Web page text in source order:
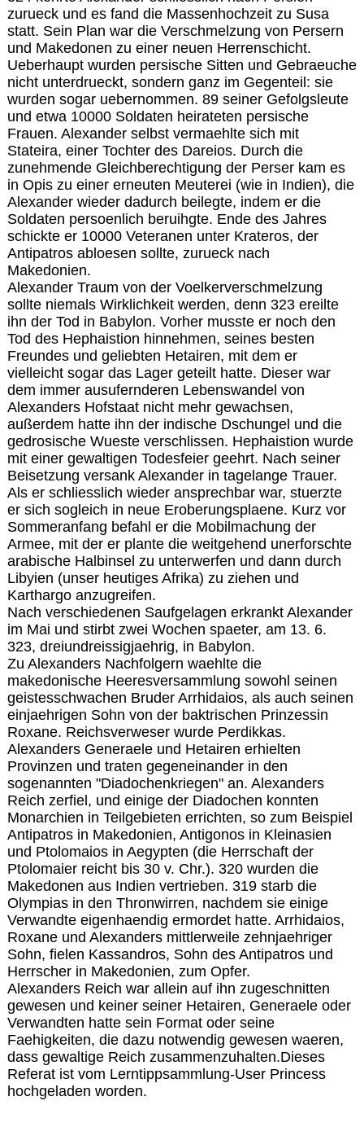
zurueck und es fand die Massenhochzeit zu Susa
statt. Sein Plan war die Verschmelzung von Persern
und Makedonen zu einer neuen Herrenschicht.
Ueberhaupt wurden persische Sitten und Gebraeuche
nicht unterdrueckt, sondern ganz im Gegenteil: sie
wurden sogar uebernommen. 89 seiner Gefolgsleute
und etwa 10000 Soldaten heirateten persische
Frauen. Alexander selbst vermaehlte sich mit
Stateira, einer Tochter des Dareios. Durch die
zunehmende Gleichberechtigung der Perser kam es
in Opis zu einer erneuten Meuterei (wie in Indien), die
Alexander wieder dadurch beilegte, indem er die
Soldaten persoenlich beruihgte. Ende des Jahres
schickte er 10000 Veteranen unter Krateros, der
Antipatros abloesen sollte, zurueck nach
Makedonien.
Alexander Traum von der Voelkerverschmelzung
sollte niemals Wirklichkeit werden, denn 323 ereilte
ihn der Tod in Babylon. Vorher musste er noch den
Tod des Hephaistion hinnehmen, seines besten
Freundes und geliebten Hetairen, mit dem er
vielleicht sogar das Lager geteilt hatte. Dieser war
dem immer ausufernderen Lebenswandel von
Alexanders Hofstaat nicht mehr gewachsen,
außerdem hatte ihn der indische Dschungel und die
gedrosische Wueste verschlissen. Hephaistion wurde
mit einer gewaltigen Todesfeier geehrt. Nach seiner
Beisetzung versank Alexander in tagelange Trauer.
Als er schliesslich wieder ansprechbar war, stuerzte
er sich sogleich in neue Eroberungsplaene. Kurz vor
Sommeranfang befahl er die Mobilmachung der
Armee, mit der er plante die weitgehend unerforschte
arabische Halbinsel zu unterwerfen und dann durch
Libyien (unser heutiges Afrika) zu ziehen und
Karthargo anzugreifen.
Nach verschiedenen Saufgelagen erkrankt Alexander
im Mai und stirbt zwei Wochen spaeter, am 13. 6.
323, dreiundreissigjaehrig, in Babylon.
Zu Alexanders Nachfolgern waehlte die
makedonische Heeresversammlung sowohl seinen
geistesschwachen Bruder Arrhidaios, als auch seinen
einjaehrigen Sohn von der baktrischen Prinzessin
Roxane. Reichsverweser wurde Perdikkas.
Alexanders Generaele und Hetairen erhielten
Provinzen und traten gegeneinander in den
sogenannten "Diadochenkriegen" an. Alexanders
Reich zerfiel, und einige der Diadochen konnten
Monarchien in Teilgebieten errichten, so zum Beispiel
Antipatros in Makedonien, Antigonos in Kleinasien
und Ptolomaios in Aegypten (die Herrschaft der
Ptolomaier reicht bis 30 v. Chr.). 320 wurden die
Makedonen aus Indien vertrieben. 319 starb die
Olympias in den Thronwirren, nachdem sie einige
Verwandte eigenhaendig ermordet hatte. Arrhidaios,
Roxane und Alexanders mittlerweile zehnjaehriger
Sohn, fielen Kassandros, Sohn des Antipatros und
Herrscher in Makedonien, zum Opfer.
Alexanders Reich war allein auf ihn zugeschnitten
gewesen und keiner seiner Hetairen, Generaele oder
Verwandten hatte sein Format oder seine
Faehigkeiten, die dazu notwendig gewesen waeren,
dass gewaltige Reich zusammenzuhalten.Dieses
Referat ist vom Lerntippsammlung-User Princess
hochgeladen worden.